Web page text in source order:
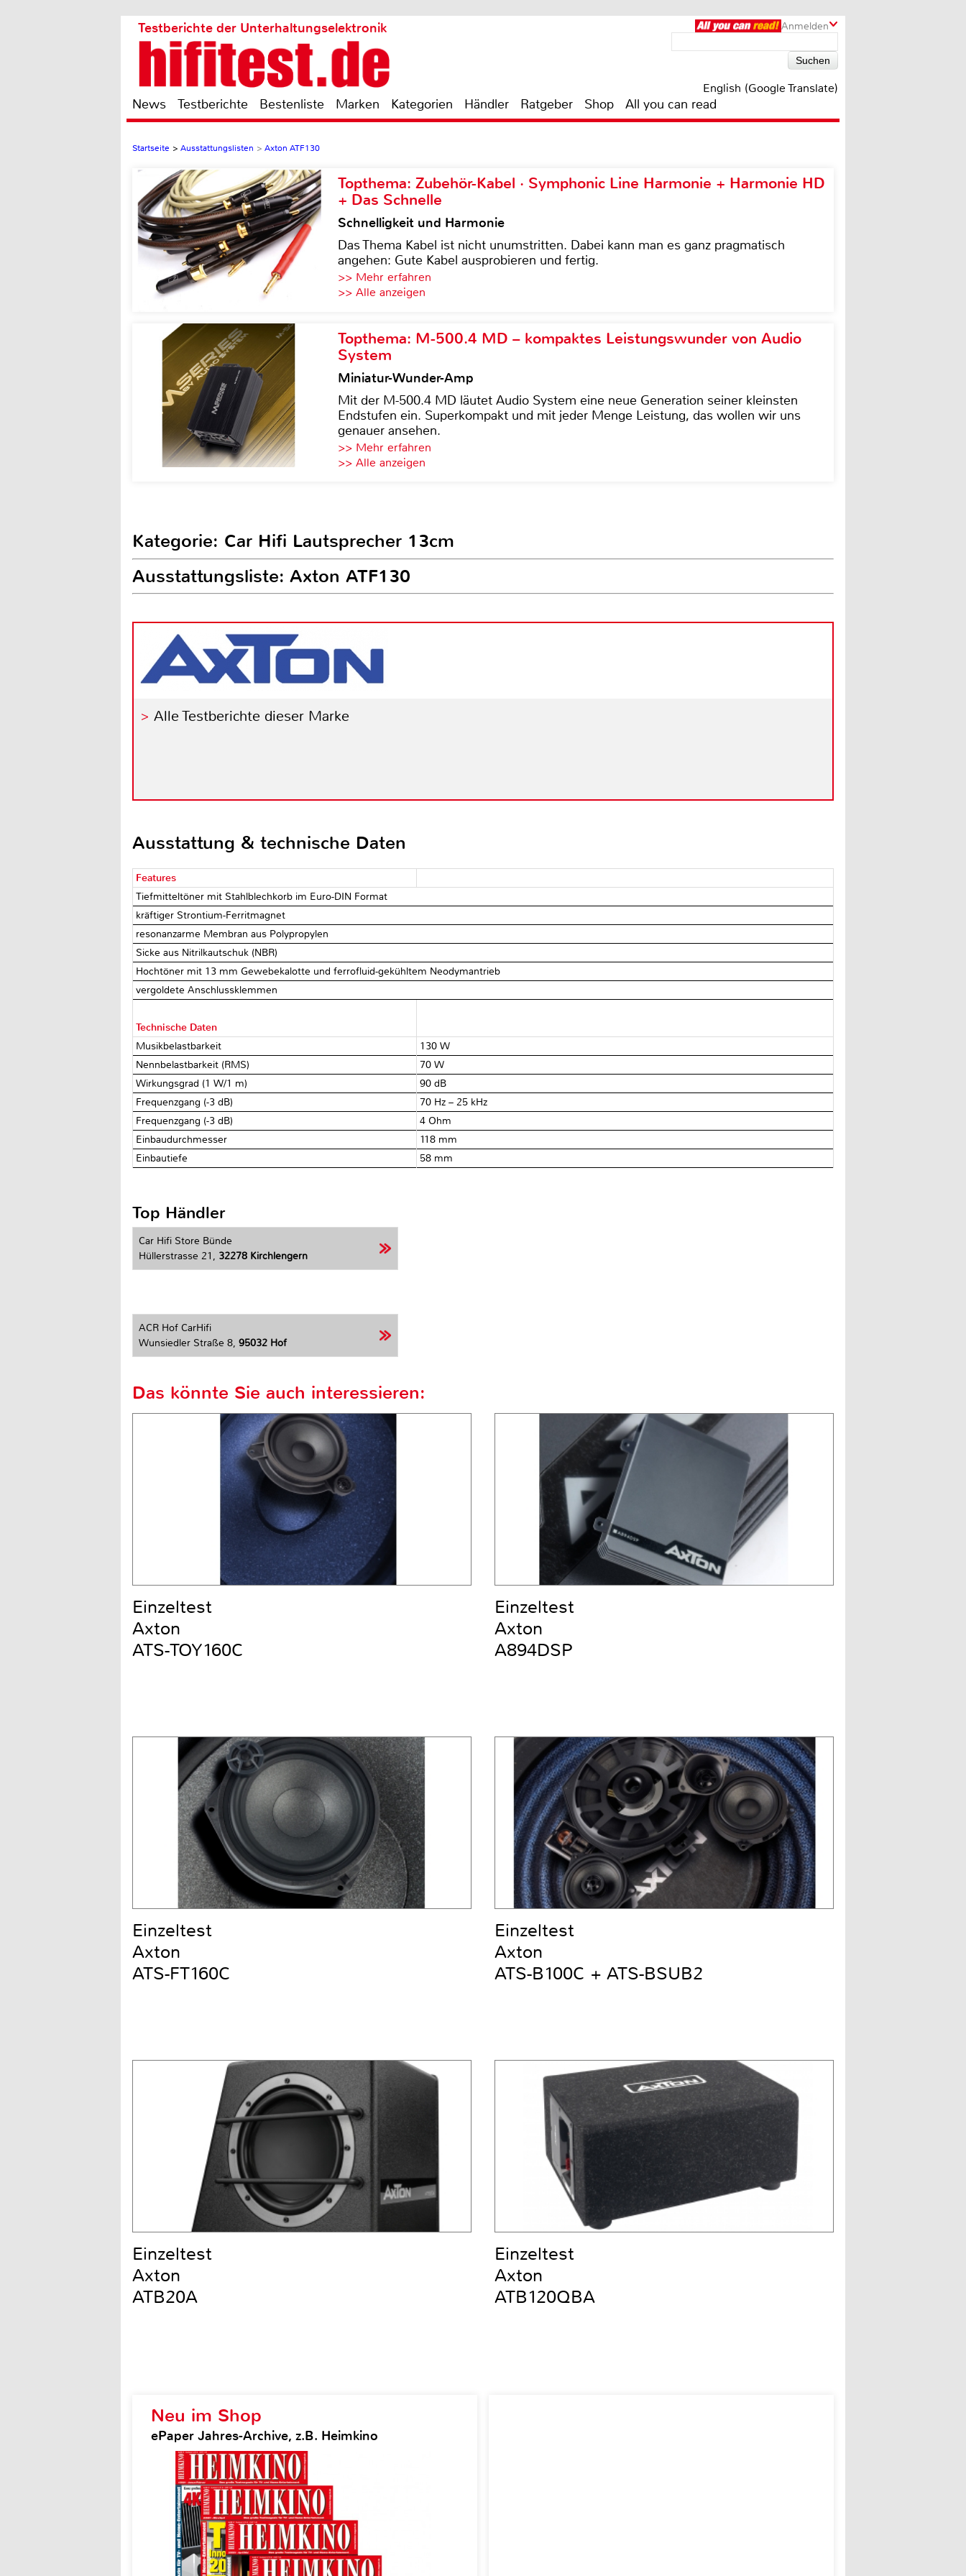
Anmelden
Testberichte der Unterhaltungselektronik
English (Google Translate)
News Testberichte Bestenliste Marken Kategorien Händler Ratgeber Shop All you can read
Startseite > Ausstattungslisten > Axton ATF130
Topthema: Zubehör-Kabel · Symphonic Line Harmonie + Harmonie HD
+ Das Schnelle
Schnelligkeit und Harmonie
Das Thema Kabel ist nicht unumstritten. Dabei kann man es ganz pragmatisch
angehen: Gute Kabel ausprobieren und fertig.
>> Mehr erfahren
>> Alle anzeigen
Topthema: M-500.4 MD – kompaktes Leistungswunder von Audio
System
Miniatur-Wunder-Amp
Mit der M-500.4 MD läutet Audio System eine neue Generation seiner kleinsten
Endstufen ein. Superkompakt und mit jeder Menge Leistung, das wollen wir uns
genauer ansehen.
>> Mehr erfahren
>> Alle anzeigen
Kategorie: Car Hifi Lautsprecher 13cm
Ausstattungsliste: Axton ATF130
Alle Testberichte dieser Marke
Ausstattung & technische Daten
Features
Tiefmitteltöner mit Stahlblechkorb im Euro-DIN Format
kräftiger Strontium-Ferritmagnet
resonanzarme Membran aus Polypropylen
Sicke aus Nitrilkautschuk (NBR)
Hochtöner mit 13 mm Gewebekalotte und ferrofluid-gekühltem Neodymantrieb
vergoldete Anschlussklemmen
Technische Daten
Musikbelastbarkeit
130 W
Nennbelastbarkeit (RMS)
70 W
Wirkungsgrad (1 W/1 m)
90 dB
Frequenzgang (-3 dB)
70 Hz – 25 kHz
Frequenzgang (-3 dB)
4 Ohm
Einbaudurchmesser
118 mm
Einbautiefe
58 mm
Top Händler
Car Hifi Store Bünde
Hüllerstrasse 21, 32278 Kirchlengern
ACR Hof CarHifi
Wunsiedler Straße 8, 95032 Hof
Neu im Shop
ePaper Jahres-Archive, z.B. Heimkino
Das könnte Sie auch interessieren:
Einzeltest
Axton
ATS-TOY160C
Einzeltest
Axton
A894DSP
Einzeltest
Axton
ATS-FT160C
Einzeltest
Axton
ATS-B100C + ATS-BSUB2
Einzeltest
Axton
ATB20A
Einzeltest
Axton
ATB120QBA